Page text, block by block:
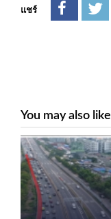
แชร์
You may also like